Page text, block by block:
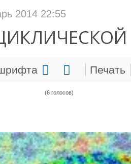
2014 22:55
Печать
(6 голосов)